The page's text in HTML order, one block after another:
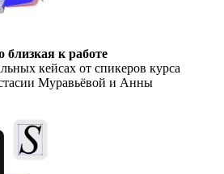
к работе
кейсах от спикеров курса
Муравьёвой и Анны